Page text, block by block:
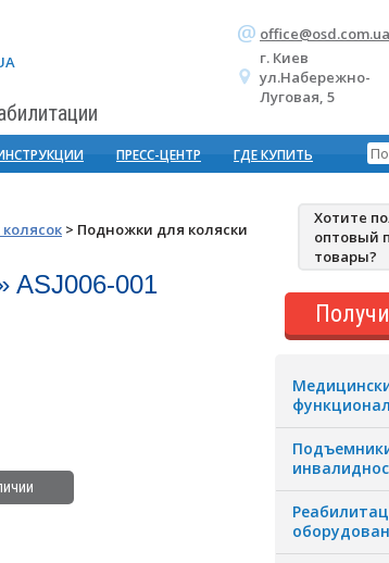
office@osd.com.ua
г. Киев
ул.Набережно-
Луговая, 5
ПРЕСС-ЦЕНТР ГДЕ КУПИТЬ
> Подножки для коляски
ASJ006-001
Хотите
оптовый
товары?